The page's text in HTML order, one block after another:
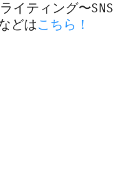
イティング〜SNS
どはこちら！